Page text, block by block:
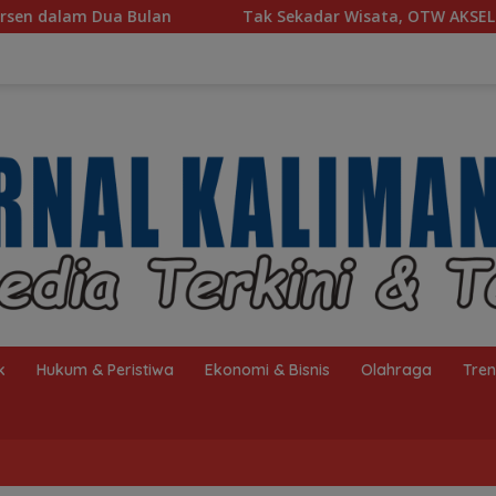
Tak Sekadar Wisata, OTW AKSEL Ajak Masyarakat Dukung
Hukum & Peristiwa Ekonomi & Bisnis Olahraga